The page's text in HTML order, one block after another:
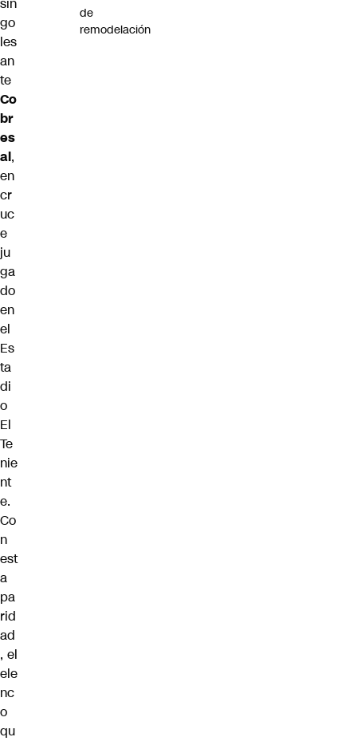
go
les
an
te
Co
br
es
al,
en
cr
uc
e
ju
ga
do
en
el
Es
ta
di
o
El
Te
nie
nt
e.
Co
n
est
a
pa
rid
ad
, el
ele
nc
o
qu
de
remodelación